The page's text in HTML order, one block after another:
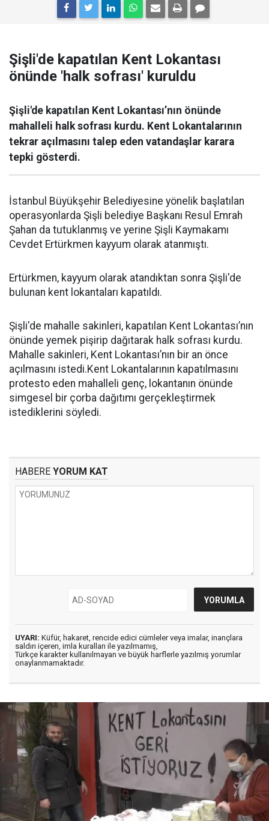
Şişli'de kapatılan Kent Lokantası
önünde 'halk sofrası' kuruldu
Şişli'de kapatılan Kent Lokantası’nın önünde
mahalleli halk sofrası kurdu. Kent Lokantalarının
tekrar açılmasını talep eden vatandaşlar karara
tepki gösterdi.
İstanbul Büyükşehir Belediyesine yönelik başlatılan
operasyonlarda Şişli belediye Başkanı Resul Emrah
Şahan da tutuklanmış ve yerine Şişli Kaymakamı
Cevdet Ertürkmen kayyum olarak atanmıştı.
Ertürkmen, kayyum olarak atandıktan sonra Şişli'de
bulunan kent lokantaları kapatıldı.
Şişli'de mahalle sakinleri, kapatılan Kent Lokantası’nın
önünde yemek pişirip dağıtarak halk sofrası kurdu.
Mahalle sakinleri, Kent Lokantası’nın bir an önce
açılmasını istedi.Kent Lokantalarının kapatılmasını
protesto eden mahalleli genç, lokantanın önünde
simgesel bir çorba dağıtımı gerçekleştirmek
istediklerini söyledi.
HABERE YORUM KAT
UYARI: Küfür, hakaret, rencide edici cümleler veya imalar, inançlara
saldırı içeren, imla kuralları ile yazılmamış,
Türkçe karakter kullanılmayan ve büyük harflerle yazılmış yorumlar
onaylanmamaktadır.